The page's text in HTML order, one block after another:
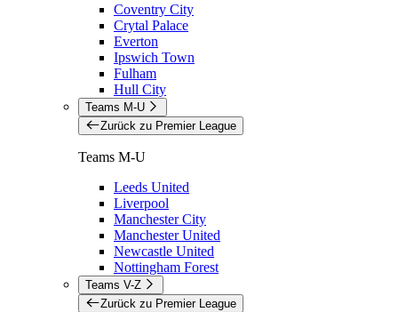
Coventry City
Crytal Palace
Everton
Ipswich Town
Fulham
Hull City
Teams M-U
Zurück zu Premier League
Teams M-U
Leeds United
Liverpool
Manchester City
Manchester United
Newcastle United
Nottingham Forest
Teams V-Z
Zurück zu Premier League